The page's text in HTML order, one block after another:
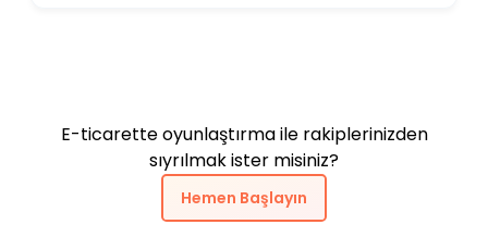
E-ticarette oyunlaştırma ile rakiplerinizden
sıyrılmak ister misiniz?
Hemen Başlayın